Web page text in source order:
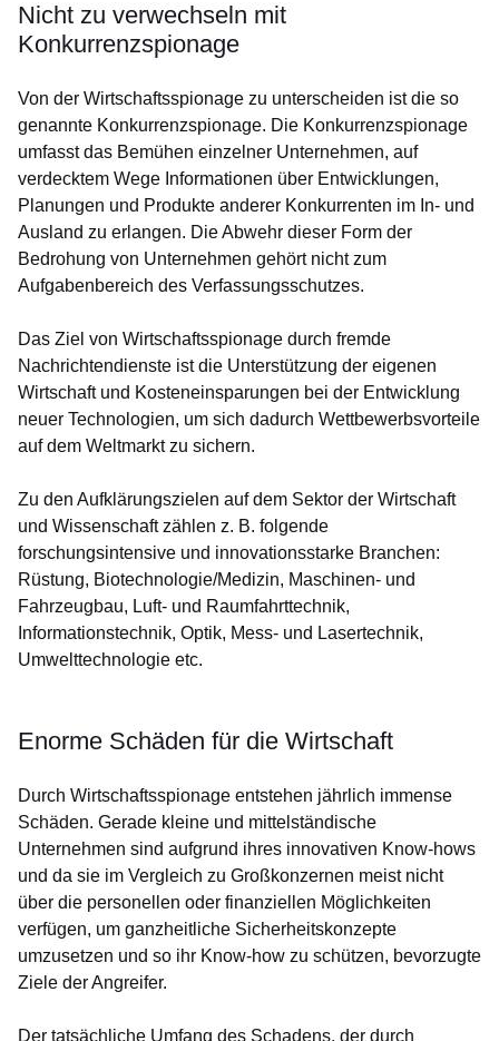
Nicht zu verwechseln mit
Konkurrenzspionage
Von der Wirtschaftsspionage zu unterscheiden ist die so
genannte Konkurrenzspionage. Die Konkurrenzspionage
umfasst das Bemühen einzelner Unternehmen, auf
verdecktem Wege Informationen über Entwicklungen,
Planungen und Produkte anderer Konkurrenten im In- und
Ausland zu erlangen. Die Abwehr dieser Form der
Bedrohung von Unternehmen gehört nicht zum
Aufgabenbereich des Verfassungsschutzes.
Das Ziel von Wirtschaftsspionage durch fremde
Nachrichtendienste ist die Unterstützung der eigenen
Wirtschaft und Kosteneinsparungen bei der Entwicklung
neuer Technologien, um sich dadurch Wettbewerbsvorteile
auf dem Weltmarkt zu sichern.
Zu den Aufklärungszielen auf dem Sektor der Wirtschaft
und Wissenschaft zählen z. B. folgende
forschungsintensive und innovationsstarke Branchen:
Rüstung, Biotechnologie/Medizin, Maschinen- und
Fahrzeugbau, Luft- und Raumfahrttechnik,
Informationstechnik, Optik, Mess- und Lasertechnik,
Umwelttechnologie etc.
Enorme Schäden für die Wirtschaft
Durch Wirtschaftsspionage entstehen jährlich immense
Schäden. Gerade kleine und mittelständische
Unternehmen sind aufgrund ihres innovativen Know-hows
und da sie im Vergleich zu Großkonzernen meist nicht
über die personellen oder finanziellen Möglichkeiten
verfügen, um ganzheitliche Sicherheitskonzepte
umzusetzen und so ihr Know-how zu schützen, bevorzugte
Ziele der Angreifer.
Der tatsächliche Umfang des Schadens, der durch